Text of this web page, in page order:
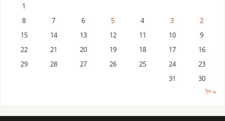
1
2
3
4
5
6
7
8
9
10
11
12
13
14
15
16
17
18
19
20
21
22
23
24
25
26
27
28
29
30
31
« יול